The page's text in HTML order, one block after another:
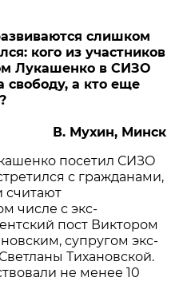
слишком
кого из участников
Лукашенко в СИЗО
а кто еще
В. Мухин, Минск
посетил СИЗО
с гражданами,
считают
числе с экс-
пост Виктором
супругом экс-
Тихановской.
не менее 10